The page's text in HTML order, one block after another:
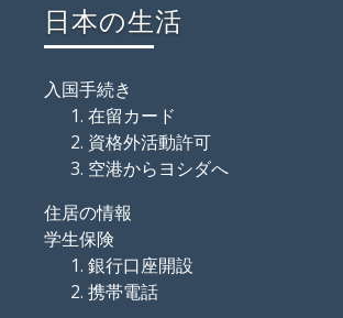
日本の生活
入国手続き
在留カード
資格外活動許可
空港からヨシダへ
住居の情報
学生保険
銀行口座開設
携帯電話